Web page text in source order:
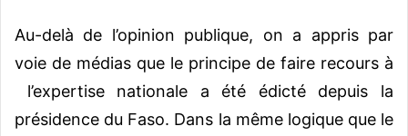
Au-delà de l’opinion publique, on a appris par
voie de médias que le principe de faire recours à
l’expertise nationale a été édicté depuis la
présidence du Faso. Dans la même logique que le